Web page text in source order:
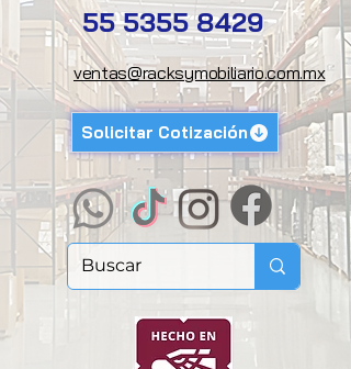
55 5355 8429
ventas@racksymobiliario.com.mx
Solicitar Cotización